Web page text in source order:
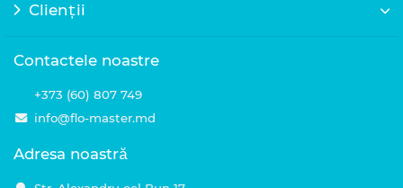
Clienții
Contactele noastre
+373 (60) 807 749
info@flo-master.md
Adresa noastră